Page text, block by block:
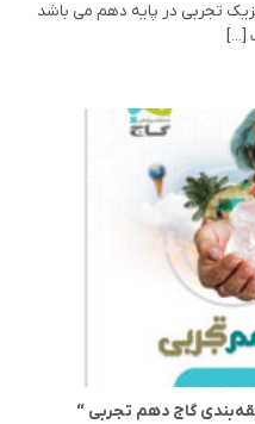
تجربی در پایه دهم می باشد
گاج دهم تجربی “